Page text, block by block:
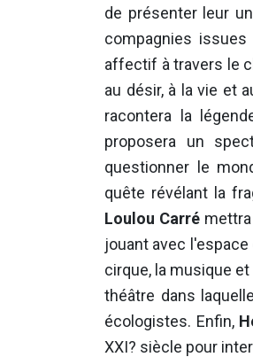
de présenter leur
compagnies
affectif à travers le
au désir, à la vie et
racontera la
proposera un
questionner le
quête révélant la
Loulou Carrémettra
jouant avec l'espace
cirque, la musique
théâtre dans
écologistes. Enfin,
XXI? siècle pour